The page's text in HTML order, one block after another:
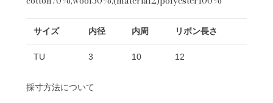
サイズ 内径 内周 リボン長さ
TU 3 10 12
採寸方法について